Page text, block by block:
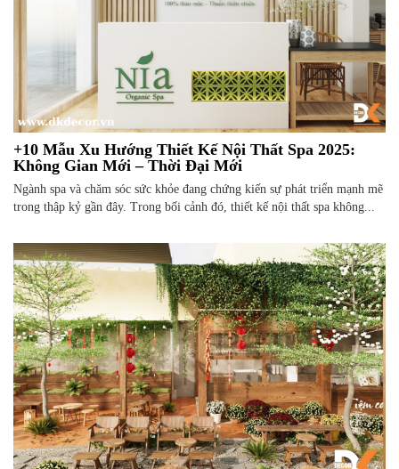
+10 Mẫu Xu Hướng Thiết Kế Nội Thất Spa 2025:
Không Gian Mới – Thời Đại Mới
Ngành spa và chăm sóc sức khỏe đang chứng kiến sự phát triển mạnh mẽ
trong thập kỷ gần đây. Trong bối cảnh đó, thiết kế nội thất spa không...